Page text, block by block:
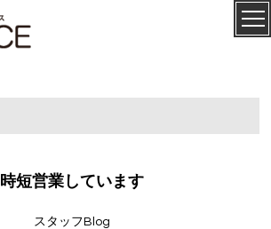
ル・グ
ラース
時短営業しています
スタッフBlog